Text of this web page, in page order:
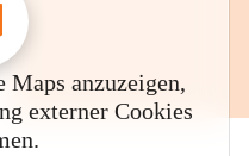
anzuzeigen,
externer Cookies